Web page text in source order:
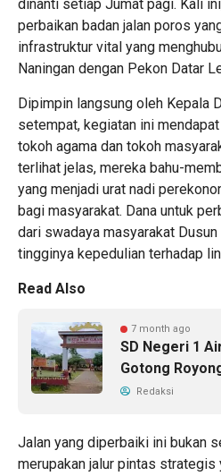
dinanti setiap Jumat pagi. Kali
perbaikan badan jalan poros
infrastruktur vital yang
Naningan dengan Pekon Datar
Dipimpin langsung oleh Kepala
setempat, kegiatan ini
tokoh agama dan tokoh
terlihat jelas, mereka bahu-
yang menjadi urat nadi
bagi masyarakat. Dana untuk
dari swadaya masyarakat
tingginya kepedulian terhadap
Read Also
7 month ago
SD Negeri 1
Gotong
Redaksi
Jalan yang diperbaiki ini bukan
merupakan jalur pintas strategis